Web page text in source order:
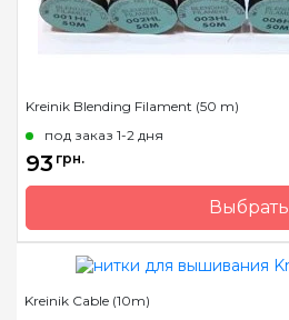
Kreinik Blending Filament (50 m)
под заказ 1-2 дня
93 грн.
Выбрать
Бренд
Страна-производитель
Метраж
Kreinik Cable (10m)